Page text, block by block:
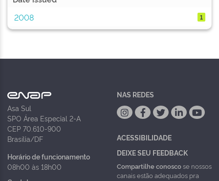
2008
1
Asa Sul
SPO Área Especial 2-A
CEP 70.610-900
Brasília/DF
Horário de funcionamento
08h00 às 18h00
NAS REDES
ACESSIBILIDADE
DEIXE SEU FEEDBACK
Compartilhe conoscose nossos
canais estão adequados pra